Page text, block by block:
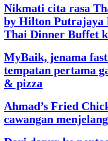
Nikmati cita rasa
by Hilton Putrajaya
Thai Dinner Buffet
MyBaik, jenama
tempatan pertama
& pizza
Ahmad’s Fried
cawangan